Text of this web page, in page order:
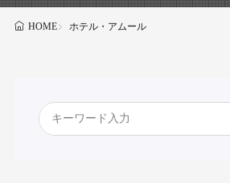
HOME ホテル・アムール